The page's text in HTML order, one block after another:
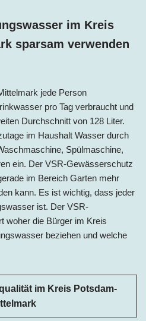
im Kreis
sparsam verwenden
jede Person
pro Tag verbraucht und
Durchschnitt von 128 Liter.
im Haushalt Wasser durch
Spülmaschine,
ein. Der VSR-Gewässerschutz
im Bereich Garten mehr
kann. Es ist wichtig, dass jeder
ist. Der VSR-
woher die Bürger im Kreis
beziehen und welche
im Kreis Potsdam-